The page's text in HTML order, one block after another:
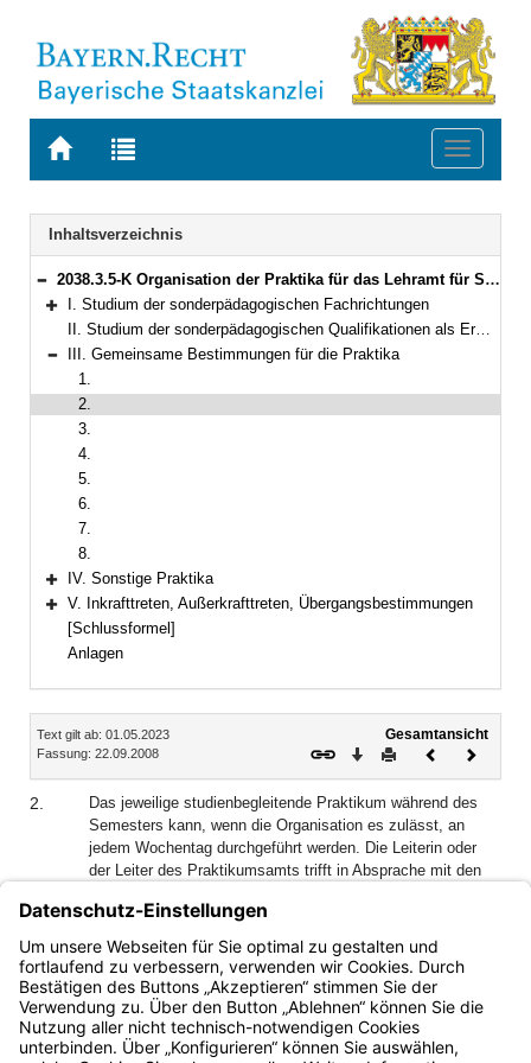
Zur
BAYERN.RECHT
Zur
letzten
Suche
Toggle
Navigation
Inhaltsverzeichnis
Bereich reduzieren
2038.3.5-K Organisation der Praktika für das Lehramt für Sonderpädagogik und für das Studium einer sonderpädagogischen Qualifikation im Rahmen der Lehramtsprüfungsordnung I Bekanntmachung des Bayerischen Staatsministeriums für Unterricht und Kultus vom 22. September 2008, Az. III.8-5 S 4020-PRA.81 558 (KWMBl. S. 373)
Bereich erweitern
I. Studium der sonderpädagogischen Fachrichtungen
II. Studium der sonderpädagogischen Qualifikationen als Erweiterung für ein Lehramt an öffentlichen Schulen
Bereich reduzieren
III. Gemeinsame Bestimmungen für die Praktika
1.
2.
3.
4.
5.
6.
7.
8.
Bereich erweitern
IV. Sonstige Praktika
Bereich erweitern
V. Inkrafttreten, Außerkrafttreten, Übergangsbestimmungen
[Schlussformel]
Anlagen
Inhalt
Text gilt ab: 01.05.2023
Fassung: 22.09.2008
Gesamtansicht
Download
DruckenVorheriges
2.
Das jeweilige studienbegleitende Praktikum während des
Semesters kann, wenn die Organisation es zulässt, an
jedem Wochentag durchgeführt werden. Die Leiterin oder
der Leiter des Praktikumsamts trifft in Absprache mit den
Fachvertretern an den Hochschulen eine Regelung, wonach,
soweit möglich, die schulpraktischen Veranstaltungen an
einem bestimmten Halbtag stattfinden.
Bayern.de